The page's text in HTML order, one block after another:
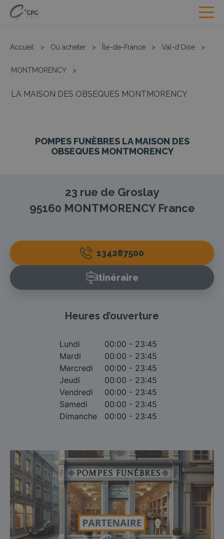
Accueil > Où acheter > Île-de-France > Val-d'Oise >
MONTMORENCY >
LA MAISON DES OBSEQUES MONTMORENCY
POMPES FUNÈBRES LA MAISON DES
OBSEQUES MONTMORENCY
23 rue de Groslay
95160 MONTMORENCY France
134287500
Itinéraire
Heures d’ouverture
Lundi
00:00 - 23:45
Mardi
00:00 - 23:45
Mercredi
00:00 - 23:45
Jeudi
00:00 - 23:45
Vendredi
00:00 - 23:45
Samedi
00:00 - 23:45
Dimanche
00:00 - 23:45